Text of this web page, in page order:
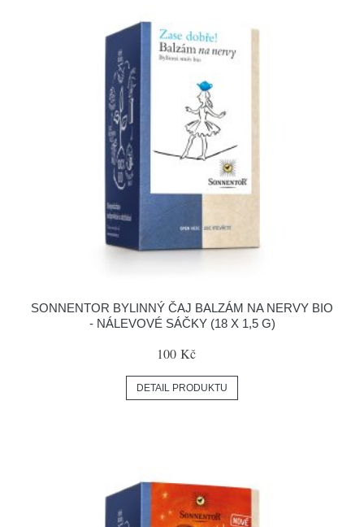
SONNENTOR BYLINNÝ ČAJ BALZÁM NA NERVY BIO
- NÁLEVOVÉ SÁČKY (18 X 1,5 G)
100 Kč
DETAIL PRODUKTU